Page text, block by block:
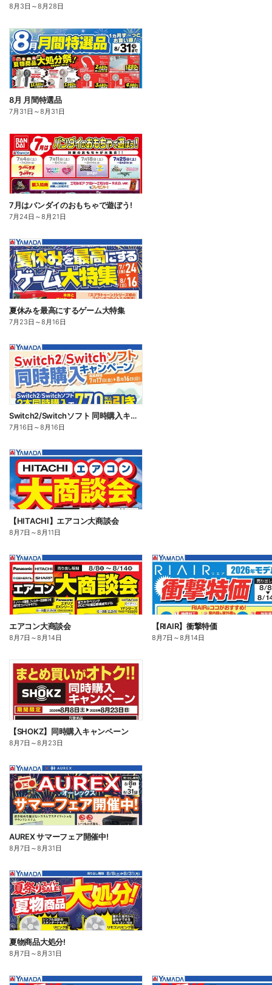
8月3日 ～8月28日
8月 月間特選品
7月31日 ～8月31日
7月はバンダイのおもちゃで遊ぼう!
7月24日 ～8月21日
夏休みを最高にするゲーム大特集
7月23日 ～8月16日
Switch2/Switchソフト 同時購入キャンペーン
7月16日 ～8月16日
【HITACHI】エアコン大商談会
8月7日 ～8月11日
エアコン大商談会
8月7日 ～8月14日
【RIAIR】衝撃特価
8月7日 ～8月14日
【SHOKZ】同時購入キャンペーン
8月7日 ～8月23日
AUREX サマーフェア開催中!
8月7日 ～8月31日
夏物商品大処分!
8月7日 ～8月31日